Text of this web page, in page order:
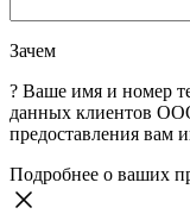
Зачем
? Ваше имя и номер
данных клиентов
предоставления вам
Подробнее о ваших